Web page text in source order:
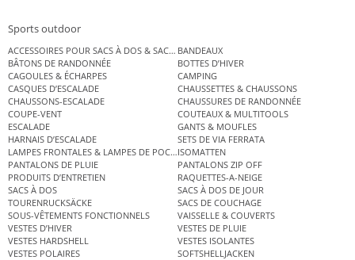
Sports outdoor
ACCESSOIRES POUR SACS À DOS & SACS ÉTANCHES
BANDEAUX
BÂTONS DE RANDONNÉE
BOTTES D’HIVER
CAGOULES & ÉCHARPES
CAMPING
CASQUES D’ESCALADE
CHAUSSETTES & CHAUSSONS
CHAUSSONS-ESCALADE
CHAUSSURES DE RANDONNÉE
COUPE-VENT
COUTEAUX & MULTITOOLS
ESCALADE
GANTS & MOUFLES
HARNAIS D’ESCALADE
SETS DE VIA FERRATA
LAMPES FRONTALES & LAMPES DE POCHEISOMATTEN
PANTALONS DE PLUIE
PANTALONS ZIP OFF
PRODUITS D’ENTRETIEN
RAQUETTES-A-NEIGE
SACS À DOS
SACS À DOS DE JOUR
TOURENRUCKSÄCKE
SACS DE COUCHAGE
SOUS-VÊTEMENTS FONCTIONNELS
VAISSELLE & COUVERTS
VESTES D’HIVER
VESTES DE PLUIE
VESTES HARDSHELL
VESTES ISOLANTES
VESTES POLAIRES
SOFTSHELLJACKEN